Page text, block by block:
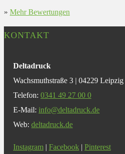
» Mehr Bewertungen
KONTAKT
Deltadruck
Wachsmuthstraße 3 | 04229 Leipzig
Telefon: 0341 49 27 00 0
E-Mail: info@deltadruck.de
Web: deltadruck.de
Instagram | Facebook | Pinterest